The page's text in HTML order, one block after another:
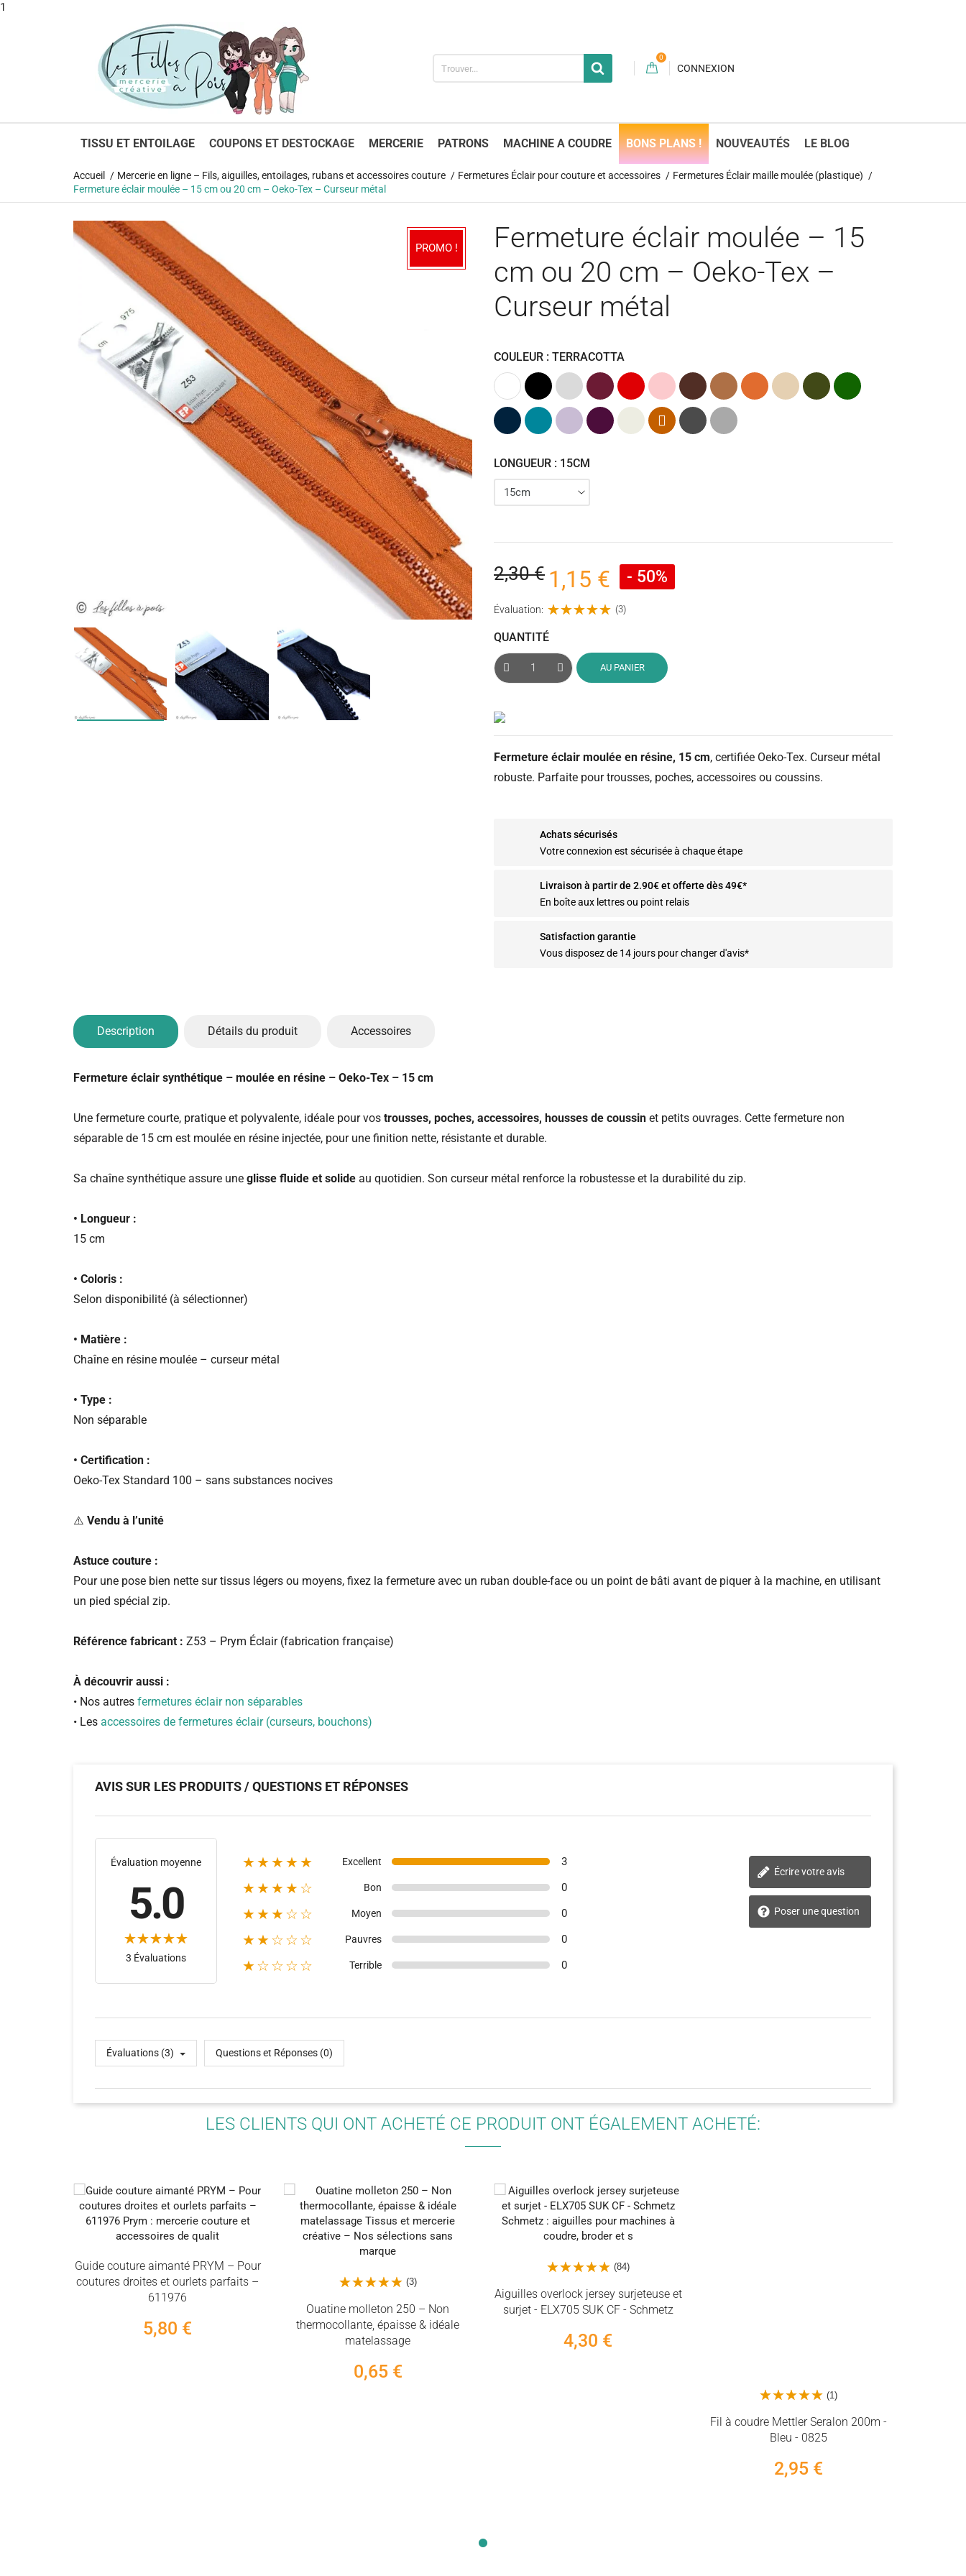
1
0
CONNEXION
TISSU ET ENTOILAGE COUPONS ET DESTOCKAGE MERCERIE PATRONS MACHINE A COUDRE BONS PLANS ! NOUVEAUTÉS LE BLOG
Accueil Mercerie en ligne – Fils, aiguilles, entoilages, rubans et accessoires couture Fermetures Éclair pour couture et accessoires
Fermetures Éclair maille moulée (plastique)
Fermeture éclair moulée – 15 cm ou 20 cm – Oeko-Tex – Curseur métal
PROMO !
Fermeture éclair moulée – 15
cm ou 20 cm – Oeko-Tex –
Curseur métal
COULEUR : TERRACOTTA
Blanc Noir
Gris
clair
BordeauxRouge Rose MarronCognacOrangeBeige Kaki
(Vert
Vert
foncé
Bleu
marine
Pétrole
(Bleu)
Lavande
(Violet)
Prune
(Violet)
Ecru Terracotta
Gris
anthracite
Gris
LONGUEUR : 15CM
2,30 € 1,15 € - 50%
Évaluation: (3)
QUANTITÉ
AU PANIER
Fermeture éclair moulée en résine, 15 cm, certifiée Oeko-Tex. Curseur métal
robuste. Parfaite pour trousses, poches, accessoires ou coussins.
Achats sécurisés
Votre connexion est sécurisée à chaque étape
Livraison à partir de 2.90€ et offerte dès 49€*
En boîte aux lettres ou point relais
Satisfaction garantie
Vous disposez de 14 jours pour changer d'avis*
Description Détails du produit Accessoires
Fermeture éclair synthétique – moulée en résine – Oeko-Tex – 15 cm
Une fermeture courte, pratique et polyvalente, idéale pour vos trousses, poches, accessoires, housses de coussin et petits ouvrages. Cette fermeture non
séparable de 15 cm est moulée en résine injectée, pour une finition nette, résistante et durable.
Sa chaîne synthétique assure une glisse fluide et solide au quotidien. Son curseur métal renforce la robustesse et la durabilité du zip.
• Longueur :
15 cm
• Coloris :
Selon disponibilité (à sélectionner)
• Matière :
Chaîne en résine moulée – curseur métal
• Type :
Non séparable
• Certification :
Oeko-Tex Standard 100 – sans substances nocives
⚠️ Vendu à l’unité
Astuce couture :
Pour une pose bien nette sur tissus légers ou moyens, fixez la fermeture avec un ruban double-face ou un point de bâti avant de piquer à la machine, en utilisant
un pied spécial zip.
Référence fabricant : Z53 – Prym Éclair (fabrication française)
À découvrir aussi :
• Nos autres fermetures éclair non séparables
• Les accessoires de fermetures éclair (curseurs, bouchons)
(7)
AVIS SUR LES PRODUITS / QUESTIONS ET RÉPONSES
Évaluation moyenne
5.0
3 Évaluations
★★★★★ Excellent 3
★★★★☆ Bon 0
★★★☆☆ Moyen 0
★★☆☆☆ Pauvres 0
★☆☆☆☆ Terrible 0
Écrire votre avis
Poser une question
Évaluations (3) Questions et Réponses (0)
LES CLIENTS QUI ONT ACHETÉ CE PRODUIT ONT ÉGALEMENT ACHETÉ:
Guide couture aimanté PRYM – Pour
coutures droites et ourlets parfaits –
611976
5,80 €
(3)
Ouatine molleton 250 – Non
thermocollante, épaisse & idéale
matelassage
0,65 €
(84)
Aiguilles overlock jersey surjeteuse et
surjet - ELX705 SUK CF - Schmetz
4,30 €